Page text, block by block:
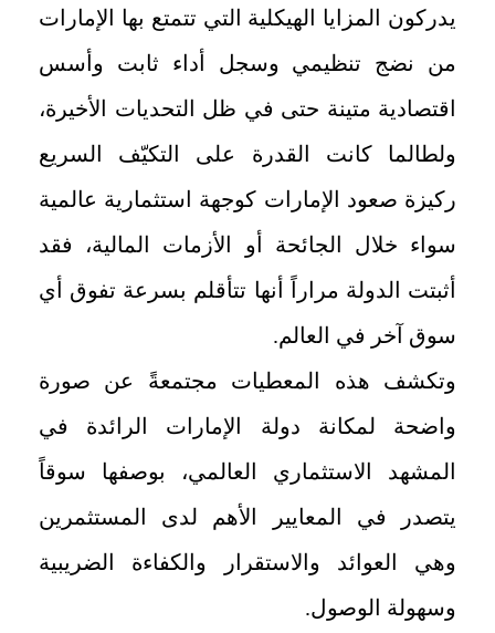
يدركون المزايا الهيكلية التي تتمتع بها الإمارات
من نضج تنظيمي وسجل أداء ثابت وأسس
اقتصادية متينة حتى في ظل التحديات الأخيرة،
ولطالما كانت القدرة على التكيّف السريع
ركيزة صعود الإمارات كوجهة استثمارية عالمية
سواء خلال الجائحة أو الأزمات المالية، فقد
أثبتت الدولة مراراً أنها تتأقلم بسرعة تفوق أي
سوق آخر في العالم.
وتكشف هذه المعطيات مجتمعةً عن صورة
واضحة لمكانة دولة الإمارات الرائدة في
المشهد الاستثماري العالمي، بوصفها سوقاً
يتصدر في المعايير الأهم لدى المستثمرين
وهي العوائد والاستقرار والكفاءة الضريبية
وسهولة الوصول.